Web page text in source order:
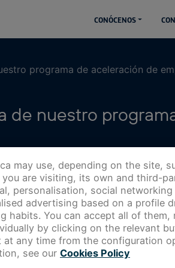
CONÓCENOS
programa de aceleración de
de nuestro
may use, depending on the site,
you are visiting, its own and third-
personalisation, social
advertising based on a profile
habits. You can accept all of
by clicking on the relevant
at any time from the configuration
see our Cookies Policy